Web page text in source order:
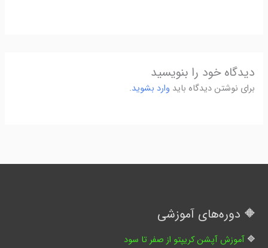
دیدگاه‌ خود را بنویسید
برای نوشتن دیدگاه باید وارد بشوید.
🔶 دوره‌های آموزشی
آموزش آپشن کریپتو از صفر تا سود